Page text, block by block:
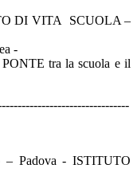
DI VITA SCUOLA –
-
PONTE tra la scuola e il
– Padova - ISTITUTO